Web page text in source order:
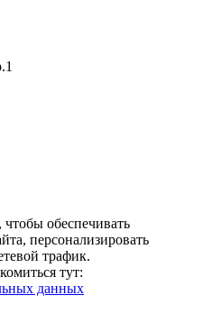
обеспечивать
персонализировать
трафик.
тут:
данных